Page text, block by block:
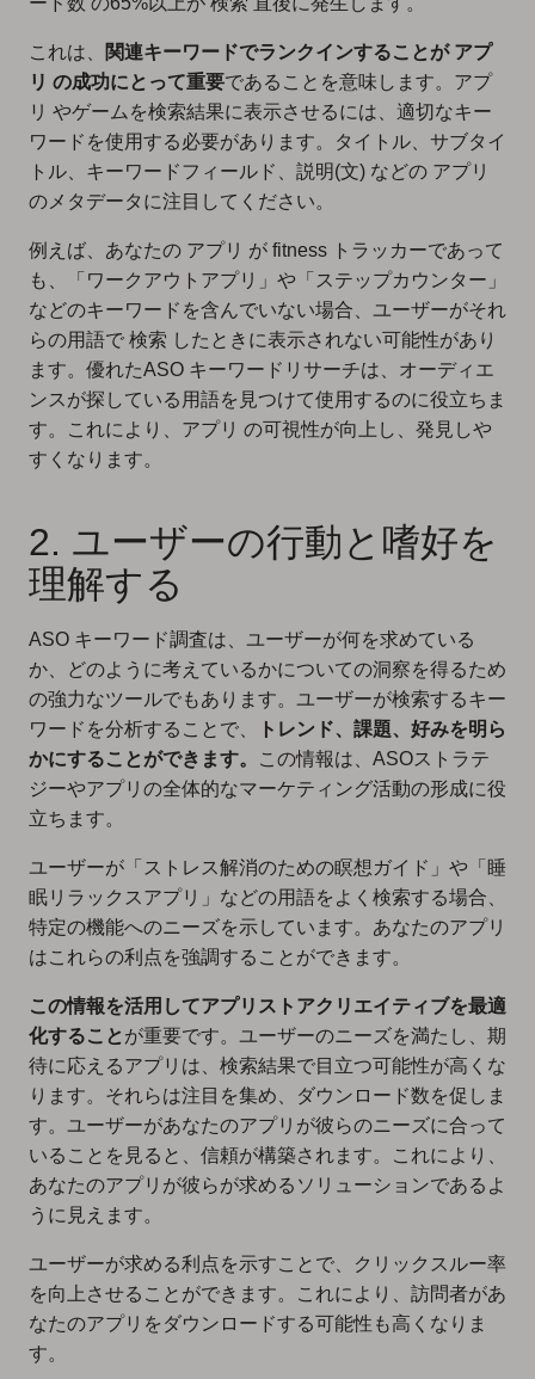
これは、
関連キーワードでランクインすることが アプ
リ の成功にとって重要であることを意味します。アプ
リ やゲームを検索結果に表示させるには、適切なキー
ワードを使用する必要があります。タイトル、サブタイ
トル、キーワードフィールド、説明(文) などの アプリ
のメタデータに注目してください。
例えば、あなたの アプリ が fitness トラッカーであって
も、「ワークアウトアプリ」や「ステップカウンター」
などのキーワードを含んでいない場合、ユーザーがそれ
らの用語で 検索 したときに表示されない可能性があり
ます。優れたASO キーワードリサーチは、 オーディエ
ンスが探している用語を見つけて使用するのに役立ちま
す。これにより、アプリ の可視性が向上し、発見しや
すくなります。
2. ユーザーの行動と嗜好を
理解する
ASO キーワード調査は、ユーザーが何を求めている
か、どのように考えているかについての洞察を得るため
の強力なツールでもあります。ユーザーが検索するキー
ワードを分析することで、
トレンド、課題、好みを明ら
かにすることができます。
この情報は、ASOストラテ
ジーやアプリの全体的なマーケティング活動の形成に役
立ちます。
ユーザーが「ストレス解消のための瞑想ガイド」や「睡
眠リラックスアプリ」などの用語をよく検索する場合、
特定の機能へのニーズを示しています。あなたのアプリ
はこれらの利点を強調することができます。
この情報を活用してアプリストアクリエイティブを最適
化することが重要です。ユーザーのニーズを満たし、期
待に応えるアプリは、検索結果で目立つ可能性が高くな
ります。それらは注目を集め、ダウンロード数を促しま
す。ユーザーがあなたのアプリが彼らのニーズに合って
いることを見ると、信頼が構築されます。これにより、
あなたのアプリが彼らが求めるソリューションであるよ
うに見えます。
ユーザーが求める利点を示すことで、クリックスルー率
を向上させることができます。これにより、訪問者があ
なたのアプリをダウンロードする可能性も高くなりま
す。